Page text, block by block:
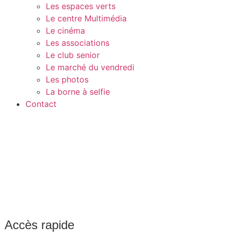
Les espaces verts
Le centre Multimédia
Le cinéma
Les associations
Le club senior
Le marché du vendredi
Les photos
La borne à selfie
Contact
Accès rapide